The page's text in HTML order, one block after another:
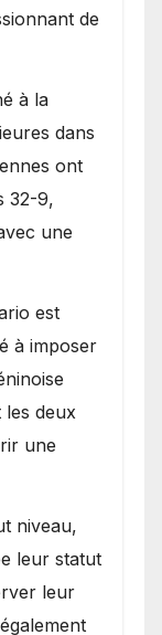
de
à la
dans
ont
32-9,
une
est
à imposer
deux
une
niveau,
leur statut
leur